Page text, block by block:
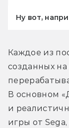
Ну вот,
Каждое из
созданных
В основном
и
игры от